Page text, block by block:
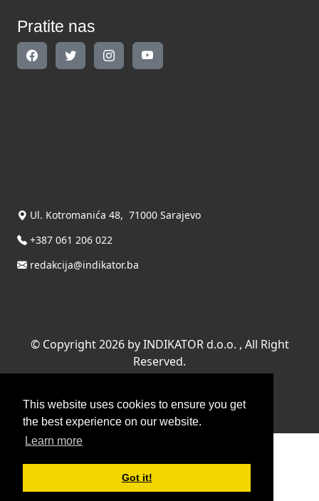
This website uses cookies to ensure you get
the best experience on our website.
Learn more
Got it!
Pratite nas
Ul. Kotromanića 48, 71000 Sarajevo
+387 061 206 022
redakcija@indikator.ba
© Copyright 2026 by INDIKATOR d.o.o. , All Right
Reserved.
Powered by THYME SYSTEMS doo